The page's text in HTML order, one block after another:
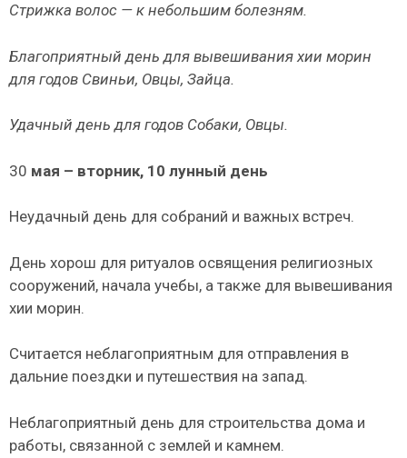
Стрижка волос — к небольшим болезням.
Благоприятный день для вывешивания хии морин
для годов Свиньи, Овцы, Зайца.
Удачный день для годов Собаки, Овцы.
30 мая – вторник, 10 лунный день
Неудачный день для собраний и важных встреч.
День хорош для ритуалов освящения религиозных
соору­жений, начала учебы, а также для вывешивания
хии морин.
Считается неблагоприятным для отправления в
дальние поездки и путешествия на запад.
Неблагоприятный день для строительства дома и
работы, связанной с землей и камнем.